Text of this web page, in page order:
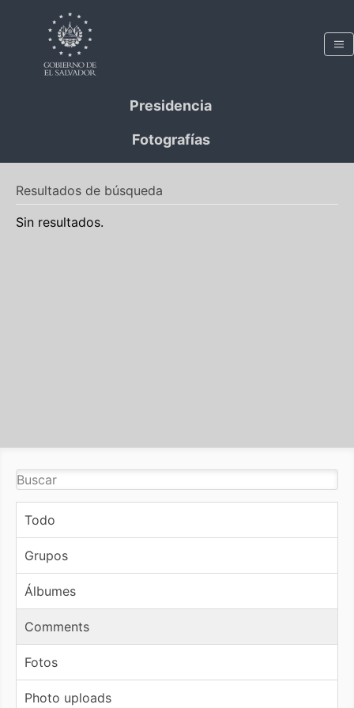
Presidencia
Fotografías
Resultados de búsqueda
Sin resultados.
Todo
Grupos
Álbumes
Comments
Fotos
Photo uploads